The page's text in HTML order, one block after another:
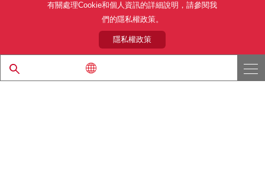
利用目的 隱私權政策
關於本公司產品銷售之標準條款(PDF)
© 1997 - 2026 ROHM CO., LTD. ALL RIGHTS RESERVED.
有關處理Cookie和個人資訊的詳細說明，請參閱我
們的隱私權政策。
隱私權政策